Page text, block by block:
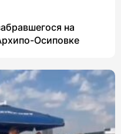
на
Осиповке